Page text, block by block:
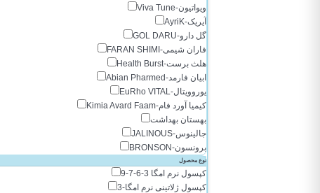
ویواتیون-Viva Tune
آیریک-AyriK
گل دارو-GOL DARU
فاران شیمی-FARAN SHIMI
هلث برست-Health Burst
ابیان فارمد-Abian Pharmed
یوروویتال-EuRho VITAL
کیمیا آورد فام-Kimia Avard Faam
بهستان بهداشت
جالینوس-JALINOUS
برونسون-BRONSON
آریا دارو-ARYA DARU
زراوش-Zaravash
نوع محصول
کپسول نرم امگا 3-6-7-9
کپسول ژلاتینی نرم امگا-3